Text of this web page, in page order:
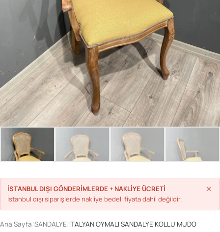
Parolanızı mı unuttunuz?
Hesap Oluştur
İSTANBUL DIŞI GÖNDERİMLERDE + NAKLİYE ÜCRETİ
İstanbul dışı siparişlerde nakliye bedeli fiyata dahil değildir.
×
Ana Sayfa SANDALYE İTALYAN OYMALI SANDALYE KOLLU MUDO